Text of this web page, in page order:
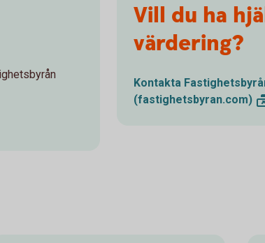
Vill du ha
värdering?
Kontakta
(fastighetsbyran.com)